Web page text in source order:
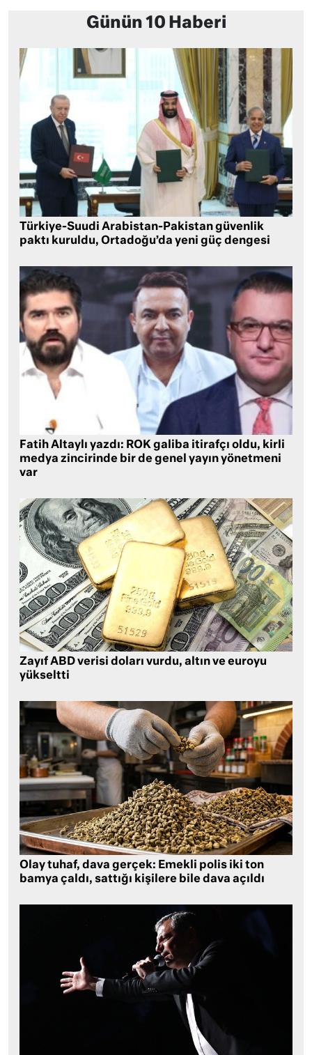
Günün 10 Haberi
Türkiye-Suudi Arabistan-Pakistan güvenlik
paktı kuruldu, Ortadoğu’da yeni güç dengesi
Fatih Altaylı yazdı: ROK galiba itirafçı oldu, kirli
medya zincirinde bir de genel yayın yönetmeni
var
Zayıf ABD verisi doları vurdu, altın ve euroyu
yükseltti
Olay tuhaf, dava gerçek: Emekli polis iki ton
bamya çaldı, sattığı kişilere bile dava açıldı